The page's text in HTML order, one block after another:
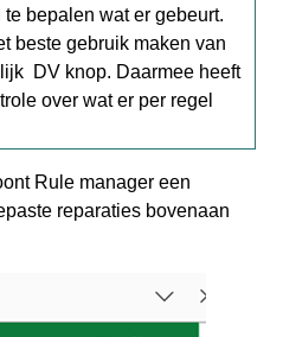
bepalen wat er gebeurt.
beste gebruik maken van
DV knop. Daarmee heeft
over wat er per regel
Rule manager een
reparaties bovenaan